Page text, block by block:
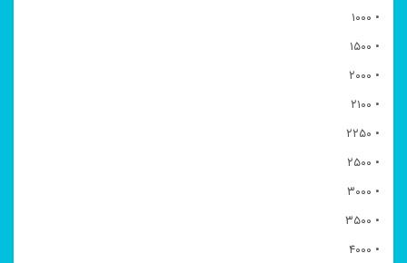
• ۱۰۰۰
• ۱۵۰۰
• ۲۰۰۰
• ۲۱۰۰
• ۲۲۵۰
• ۲۵۰۰
• ۳۰۰۰
• ۳۵۰۰
• ۴۰۰۰